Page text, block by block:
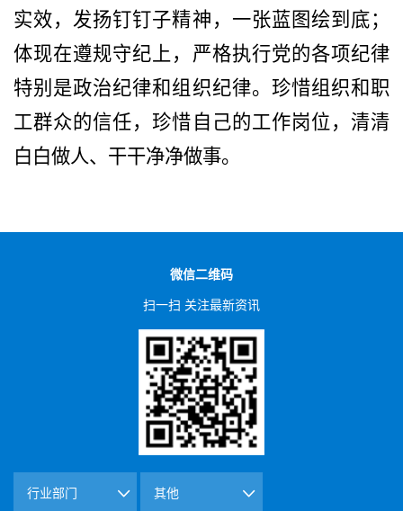
实效，发扬钉钉子精神，一张蓝图绘到底；
体现在遵规守纪上，严格执行党的各项纪律
特别是政治纪律和组织纪律。珍惜组织和 职
工群众的信任，珍惜自己的工作岗位，清清
白白做人、干干净净做事。
微信二维码
扫一扫 关注最新资讯